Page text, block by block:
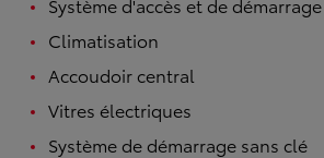
Climatisation
Accoudoir central
Vitres électriques
Système de démarrage sans clé